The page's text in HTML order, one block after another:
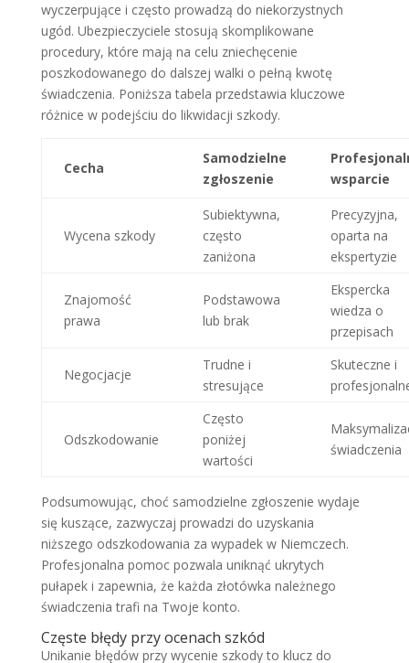
wyczerpujące i często prowadzą do niekorzystnych
ugód. Ubezpieczyciele stosują skomplikowane
procedury, które mają na celu zniechęcenie
poszkodowanego do dalszej walki o pełną kwotę
świadczenia. Poniższa tabela przedstawia kluczowe
różnice w podejściu do likwidacji szkody.
Cecha
Samodzielne
zgłoszenie
wsparcie
Wycena szkody
Subiektywna,
często
zaniżona
Precyzyjna,
oparta na
ekspertyzie
Znajomość
prawa
Podstawowa
lub brak
Ekspercka
wiedza o
przepisach
Negocjacje
Trudne i
stresujące
Skuteczne i
Odszkodowanie
Często
poniżej
wartości
świadczenia
Podsumowując, choć samodzielne zgłoszenie wydaje
się kuszące, zazwyczaj prowadzi do uzyskania
niższego odszkodowania za wypadek w Niemczech.
Profesjonalna pomoc pozwala uniknąć ukrytych
pułapek i zapewnia, że każda złotówka należnego
świadczenia trafi na Twoje konto.
Częste błędy przy ocenach szkód
Unikanie błędów przy wycenie szkody to klucz do